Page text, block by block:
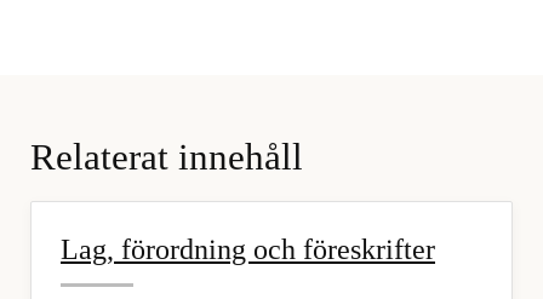
Relaterat innehåll
Lag, förordning och föreskrifter